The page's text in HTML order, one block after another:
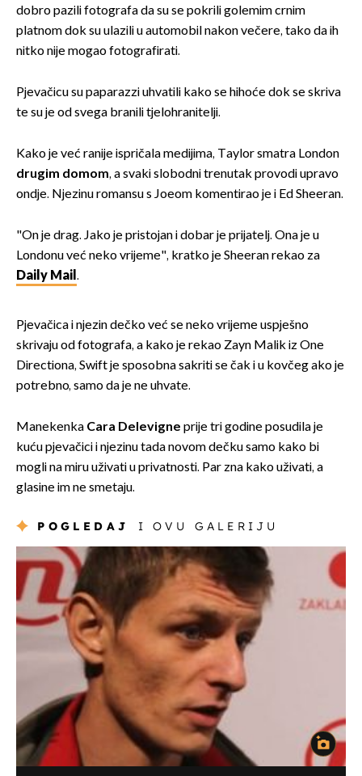
dobro pazili fotografa da su se pokrili golemim crnim
platnom dok su ulazili u automobil nakon večere, tako da ih
nitko nije mogao fotografirati.
Pjevačicu su paparazzi uhvatili kako se hihoće dok se skriva
te su je od svega branili tjelohranitelji.
Kako je već ranije ispričala medijima, Taylor smatra London
drugim domom, a svaki slobodni trenutak provodi upravo
ondje. Njezinu romansu s Joeom komentirao je i Ed Sheeran.
"On je drag. Jako je pristojan i dobar je prijatelj. Ona je u
Londonu već neko vrijeme", kratko je Sheeran rekao za
Daily Mail .
Pjevačica i njezin dečko već se neko vrijeme uspješno
skrivaju od fotografa, a kako je rekao Zayn Malik iz One
Directiona, Swift je sposobna sakriti se čak i u kovčeg ako je
potrebno, samo da je ne uhvate.
Manekenka Cara Delevigne prije tri godine posudila je
kuću pjevačici i njezinu tada novom dečku samo kako bi
mogli na miru uživati u privatnosti. Par zna kako uživati, a
glasine im ne smetaju.
POGLEDAJ I OVU GALERIJU